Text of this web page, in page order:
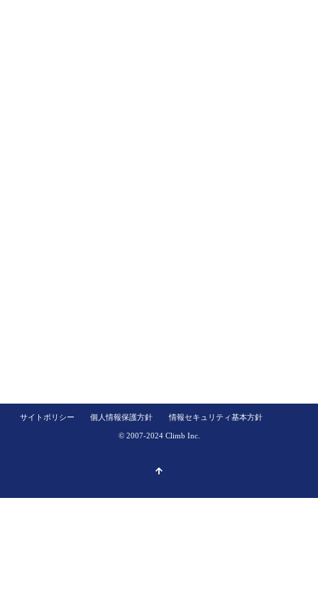
サイトポリシー 個人情報保護方針 情報セキュリティ基本方針
© 2007-2024 Climb Inc.